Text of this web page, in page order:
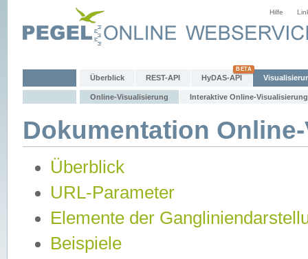
Hilfe
Überblick REST-API HyDAS-API
Online-Visualisierung Interaktive Online-Visualisierung
Dokumentation
Überblick
URL-Parameter
Elemente der
Beispiele